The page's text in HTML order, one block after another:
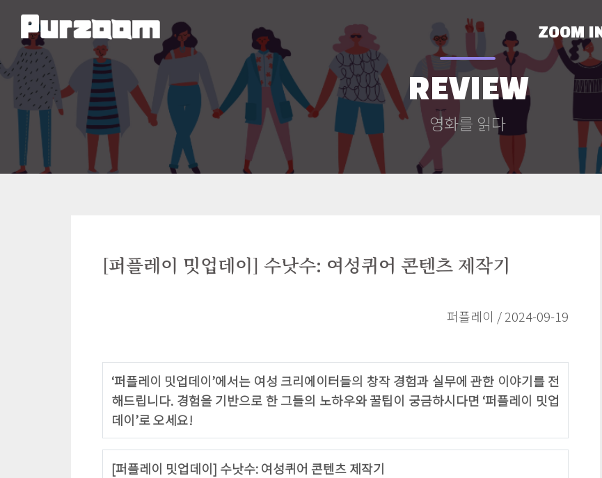
REVIEW
영화를 읽다
[퍼플레이 밋업데이] 수낫수: 여성퀴어 콘텐츠 제작기
퍼플레이 / 2024-09-19
‘퍼플레이 밋업데이’에서는 여성 크리에이터들의 창작 경험과 실무에 관한 이야기를 전
해드립니다. 경험을 기반으로 한 그들의 노하우와 꿀팁이 궁금하시다면 ‘퍼플레이 밋업
데이’로 오세요!
[퍼플레이 밋업데이] 수낫수: 여성퀴어 콘텐츠 제작기
ZOOM IN